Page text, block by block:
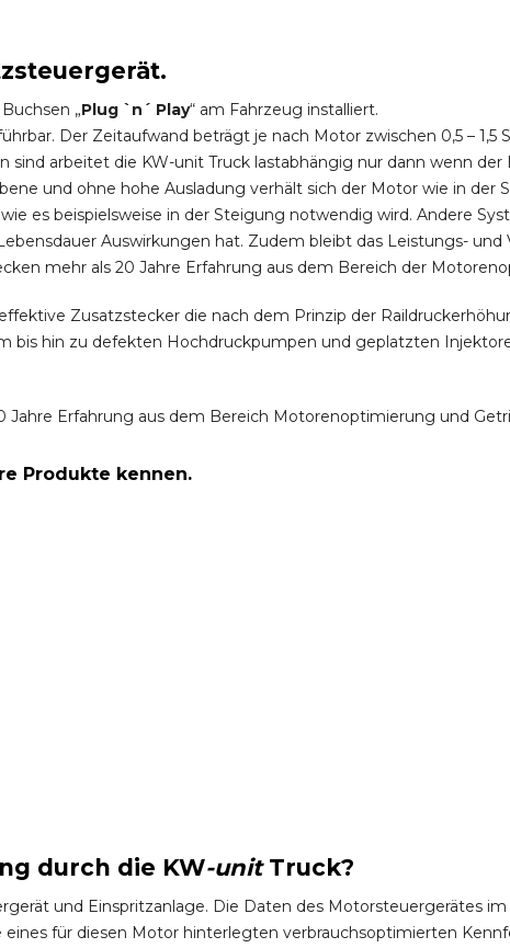
„Plug `n´ Play“ am Fahrzeug installiert.
Der Zeitaufwand beträgt je nach Motor zwischen 0,5 –
arbeitet die KW-unit Truck lastabhängig nur dann wenn
und ohne hohe Ausladung verhält sich der Motor wie in der
es beispielsweise in der Steigung notwendig wird. Andere
Auswirkungen hat. Zudem bleibt das Leistungs-
mehr als 20 Jahre Erfahrung aus dem Bereich der
Zusatzstecker die nach dem Prinzip der
bis hin zu defekten Hochdruckpumpen und geplatzten
Jahre Erfahrung aus dem Bereich Motorenoptimierung und
Produkte kennen.
durch die KW-unit Truck?
und Einspritzanlage. Die Daten des Motorsteuergerätes
für diesen Motor hinterlegten verbrauchsoptimierten